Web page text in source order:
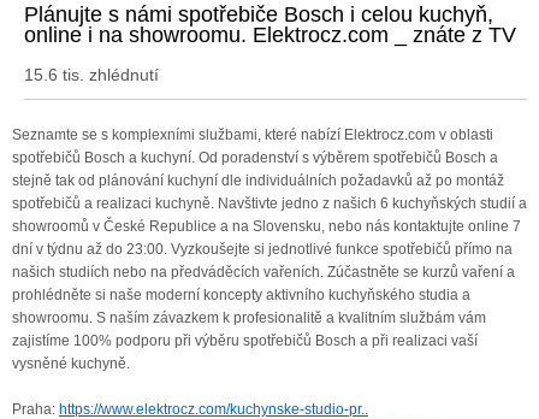
Plánujte s námi spotřebiče Bosch i celou kuchyň,
online i na showroomu. Elektrocz.com _ znáte z TV
15.6 tis. zhlédnutí
Seznamte se s komplexními službami, které nabízí Elektrocz.com v oblasti
spotřebičů Bosch a kuchyní. Od poradenství s výběrem spotřebičů Bosch a
stejně tak od plánování kuchyní dle individuálních požadavků až po montáž
spotřebičů a realizaci kuchyně. Navštivte jedno z našich 6 kuchyňských studií a
showroomů v České Republice a na Slovensku, nebo nás kontaktujte online 7
dní v týdnu až do 23:00. Vyzkoušejte si jednotlivé funkce spotřebičů přímo na
našich studiích nebo na předváděcích vařeních. Zúčastněte se kurzů vaření a
prohlédněte si naše moderní koncepty aktivního kuchyňského studia a
showroomu. S naším závazkem k profesionalitě a kvalitním službám vám
zajistíme 100% podporu při výběru spotřebičů Bosch a při realizaci vaší
vysněné kuchyně.
Praha: https://www.elektrocz.com/kuchynske-studio-pr..